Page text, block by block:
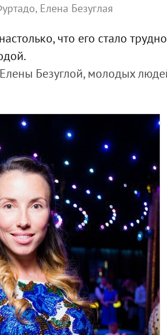
Елена Безуглая
что его стало трудно
Безуглой, молодых